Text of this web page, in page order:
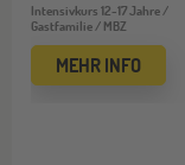
Intensivkurs 12-17 Jahre /
Gastfamilie / MBZ
MEHR INFO